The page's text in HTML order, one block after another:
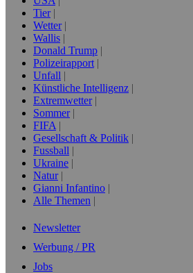
Tier
Wetter
Wallis
Donald Trump
Polizeirapport
Unfall
Künstliche Intelligenz
Extremwetter
Sommer
FIFA
Gesellschaft & Politik
Fussball
Ukraine
Natur
Gianni Infantino
Alle Themen
Newsletter
Werbung / PR
Jobs